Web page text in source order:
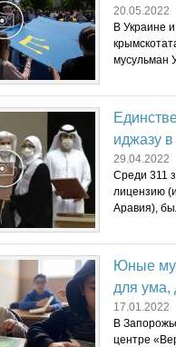
20.05.2022
В Украине
мусульман
иджазу
29.04.2022
Среди 311
лицензию
Аравия),
Юные
для ума,
17.01.2022
В
центре